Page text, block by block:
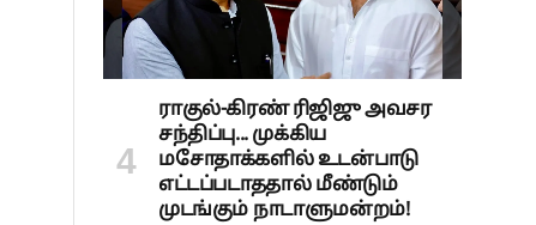
ராகுல்-கிரண் ரிஜிஜு அவசர
சந்திப்பு... முக்கிய
மசோதாக்களில் உடன்பாடு
எட்டப்படாததால் மீண்டும்
முடங்கும் நாடாளுமன்றம்!